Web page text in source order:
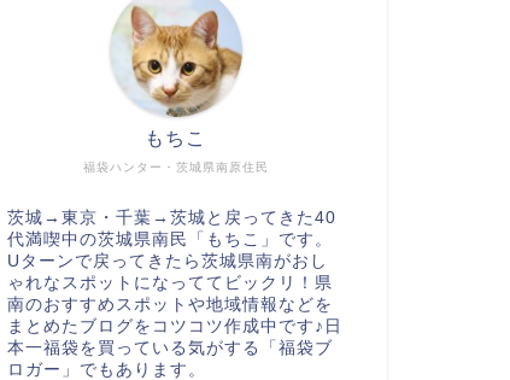
福袋ハンター・茨城県南原住民
もちこ
茨城→東京・千葉→茨城と戻ってきた40
代満喫中の茨城県南民「もちこ」です。
Uターンで戻ってきたら茨城県南がおし
ゃれなスポットになっててビックリ！県
南のおすすめスポットや地域情報などを
まとめたブログをコツコツ作成中です♪日
本一福袋を買っている気がする「福袋ブ
ロガー」でもあります。